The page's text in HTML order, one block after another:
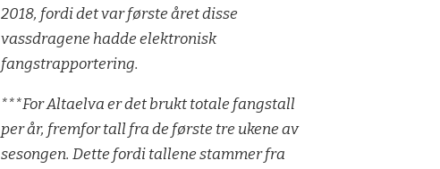
2018, fordi det var første året disse
vassdragene hadde elektronisk
fangstrapportering.
***For Altaelva er det brukt totale fangstall
per år, fremfor tall fra de første tre ukene av
sesongen. Dette fordi tallene stammer fra